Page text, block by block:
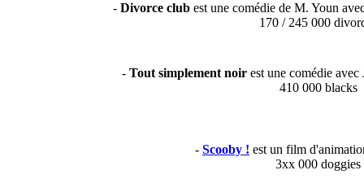
- Divorce club est une comédie de M. Youn
170 / 245 000
- Tout simplement noir est une comédie
410 000 blacks
- Scooby ! est un film
3xx 000 doggies